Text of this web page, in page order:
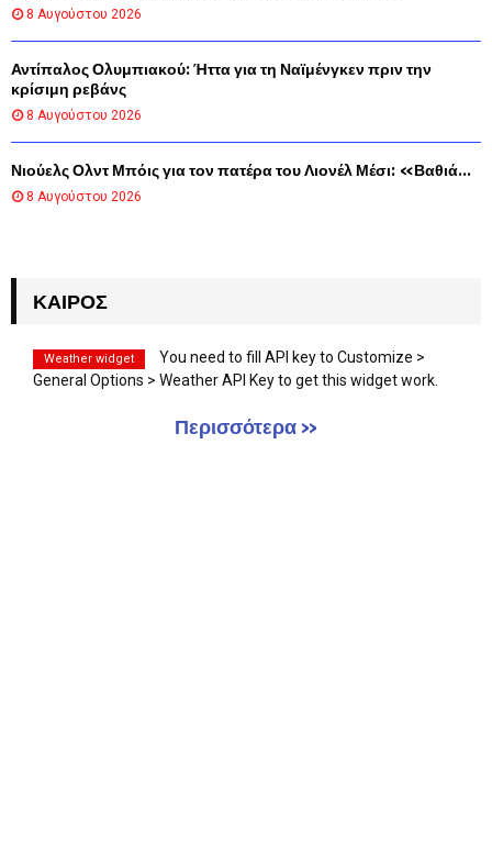
8 Αυγούστου 2026
Αντίπαλος Ολυμπιακού: Ήττα για τη Ναϊμένγκεν πριν την
κρίσιμη ρεβάνς
8 Αυγούστου 2026
Νιούελς Ολντ Μπόις για τον πατέρα του Λιονέλ Μέσι: «Βαθιά...
8 Αυγούστου 2026
ΚΑΙΡΌΣ
Weather widget
You need to fill API key to Customize >
General Options > Weather API Key to get this widget work.
Περισσότερα »